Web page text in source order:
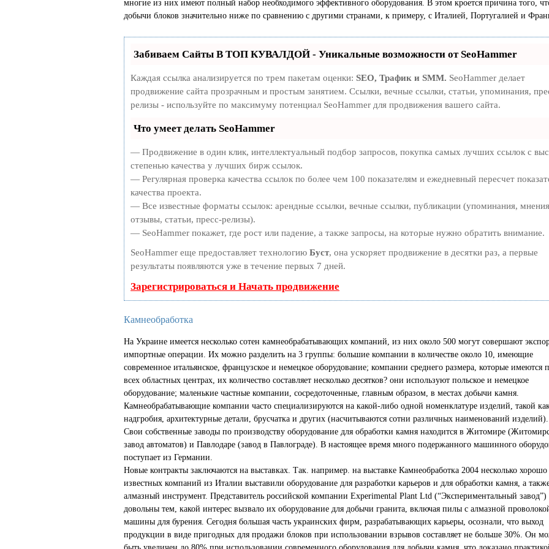
многие из них имеют полный набор необходимого эффективного оборудования. В этом кроется причина того,
добычи блоков значительно ниже по сравнению с другими странами, к примеру, с Италией, Португалией и
Забиваем Сайты В ТОП КУВАЛДОЙ - Уникальные возможности от SeoHammer
Каждая ссылка анализируется по трем пакетам оценки: SEO, Трафик и SMM. SeoHammer делает
продвижение сайта прозрачным и простым занятием. Ссылки, вечные ссылки, статьи, упоминания,
релизы - используйте по максимуму потенциал SeoHammer для продвижения вашего сайта.
Что умеет делать SeoHammer
— Продвижение в один клик, интеллектуальный подбор запросов, покупка самых лучших ссылок с
степенью качества у лучших бирж ссылок.
— Регулярная проверка качества ссылок по более чем 100 показателям и ежедневный пересчет
качества проекта.
— Все известные форматы ссылок: арендные ссылки, вечные ссылки, публикации (упоминания,
отзывы, статьи, пресс-релизы).
— SeoHammer покажет, где рост или падение, а также запросы, на которые нужно обратить внимание.
SeoHammer еще предоставляет технологию Буст, она ускоряет продвижение в десятки раз, а первые
результаты появляются уже в течение первых 7 дней.
Зарегистрироваться и Начать продвижение
Камнеобработка
На Украине имеется несколько сотен камнеобрабатывающих компаний, из них около 500 могут совершают
импортные операции. Их можно разделить на 3 группы: большие компании в количестве около 10, имеющие
современное итальянское, французское и немецкое оборудование; компании среднего размера, которые имеются
всех областных центрах, их количество составляет несколько десятков? они используют польское и немецкое
оборудование; маленькие частные компании, сосредоточенные, главным образом, в местах добычи камня.
Камнеобрабатывающие компании часто специализируются на какой-либо одной номенклатуре изделий, такой
надгробия, архитектурные детали, брусчатка и других (насчитываются сотни различных наименований изделий).
Свои собственные заводы по производству оборудование для обработки камня находится в Житомире
завод автоматов) и Павлодаре (завод в Павлограде). В настоящее время много подержанного машинного
поступает из Германии.
Новые контракты заключаются на выставках. Так. например. на выставке Камнеобработка 2004 несколько хорошо
известных компаний из Италии выставили оборудование для разработки карьеров и для обработки камня, а
алмазный инструмент. Представитель российской компании Experimental Plant Ltd (“Экспериментальный
довольны тем, какой интерес вызвало их оборудование для добычи гранита, включая пилы с алмазной
машины для бурения. Сегодня большая часть украинских фирм, разрабатывающих карьеры, осознали, что выход
продукции в виде пригодных для продажи блоков при использовании взрывов составляет не больше 30%. Он
быть увеличен до 80% при использовании современного оборудования для добычи камня, что доказано